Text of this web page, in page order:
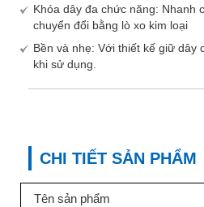
Khóa dây đa chức năng: Nhanh
chuyển đổi bằng lò xo kim loại
Bền và nhẹ: Với thiết kế giữ dây
khi sử dụng.
CHI TIẾT SẢN PHẨM
Tên sản phẩm